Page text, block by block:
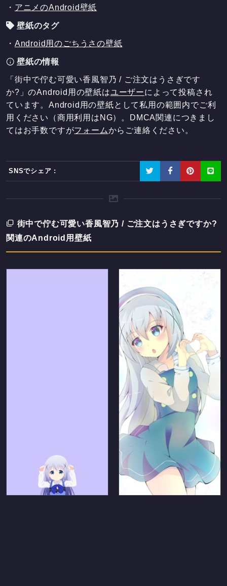
・ アニメのAndroid壁紙
壁紙のタグ
・ Android用のごちうさの壁紙
壁紙の情報
「街中で佇む可愛い香風智乃 / ご注文はうさぎです
か?」のAndroid用の壁紙はユーザーによって投稿され
ています。Android用の壁紙として私用の範囲内でご利
用ください（商用利用はNG）。DMCA関連につきまし
てはお手数ですがフォームからご連絡ください。
SNSでシェア :
街中で佇む可愛い香風智乃 / ご注文はうさぎですか?
関連のAndroid用壁紙